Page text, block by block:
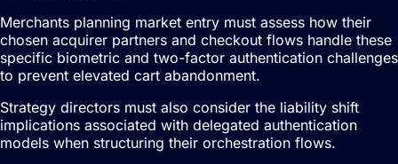
Merchants planning market entry must assess how their
chosen acquirer partners and checkout flows handle these
specific biometric and two-factor authentication challenges
to prevent elevated cart abandonment.
Strategy directors must also consider the liability shift
implications associated with delegated authentication
models when structuring their orchestration flows.